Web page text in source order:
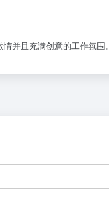
并且充满创意的工作氛围。